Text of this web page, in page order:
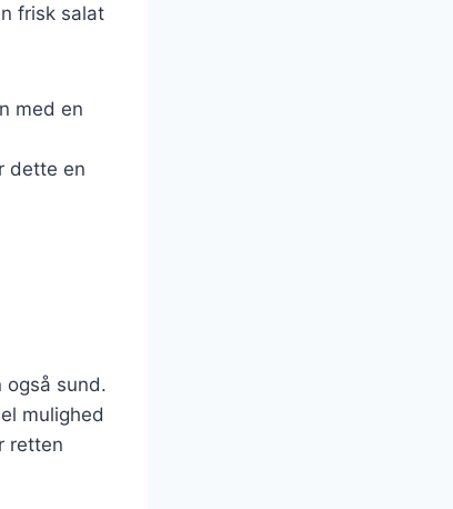
frisk salat
med en
dette en
også sund.
mulighed
retten